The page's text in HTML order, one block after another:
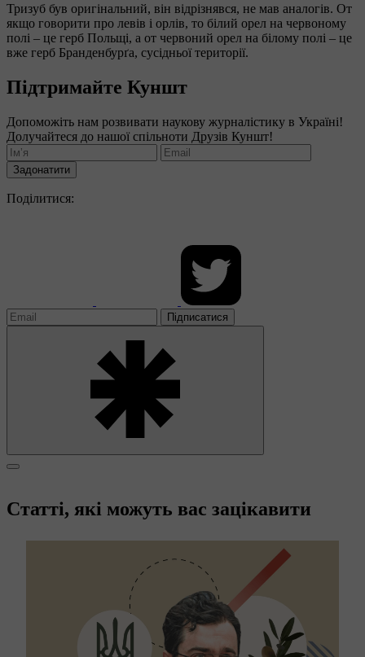
Тризуб був оригінальний, він відрізнявся, не мав аналогів. От
якщо говорити про левів і орлів, то білий орел на червоному
полі – це герб Польщі, а от червоний орел на білому полі – це
вже герб Бранденбурґа, сусідньої території.
Підтримайте Куншт
Допоможіть нам розвивати наукову журналістику в Україні!
Долучайтеся до нашої спільноти Друзів Куншт!
Задонатити
Поділитися:
Підписатися
Статті, які можуть вас зацікавити